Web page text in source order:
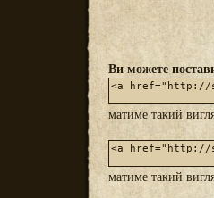
Ви можете
матиме такий
матиме такий